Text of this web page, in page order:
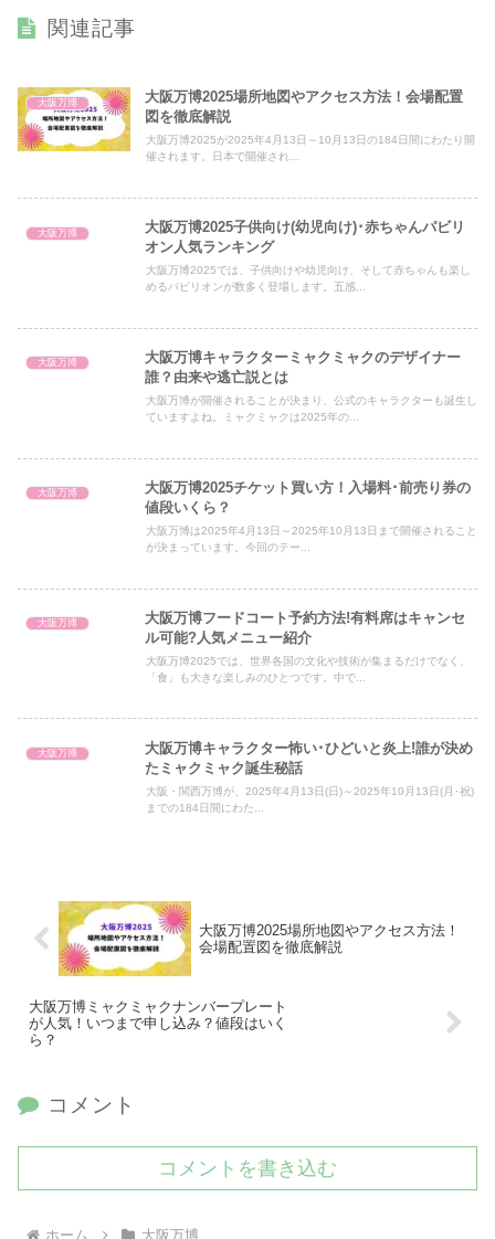
関連記事
大阪万博
大阪万博2025場所地図やアクセス方法！会場配置
図を徹底解説
大阪万博2025が2025年4月13日～10月13日の184日間にわたり開
催されます。日本で開催され...
大阪万博
大阪万博2025子供向け(幼児向け)･赤ちゃんパビリ
オン人気ランキング
大阪万博2025では、子供向けや幼児向け、そして赤ちゃんも楽し
めるパビリオンが数多く登場します。五感...
大阪万博
大阪万博キャラクターミャクミャクのデザイナー
誰？由来や逃亡説とは
大阪万博が開催されることが決まり、公式のキャラクターも誕生し
ていますよね。ミャクミャクは2025年の...
大阪万博
大阪万博2025チケット買い方！入場料･前売り券の
値段いくら？
大阪万博は2025年4月13日～2025年10月13日まで開催されること
が決まっています。今回のテー...
大阪万博
大阪万博フードコート予約方法!有料席はキャンセ
ル可能?人気メニュー紹介
大阪万博2025では、世界各国の文化や技術が集まるだけでなく、
「食」も大きな楽しみのひとつです。中で...
大阪万博
大阪万博キャラクター怖い･ひどいと炎上!誰が決め
たミャクミャク誕生秘話
大阪・関西万博が、2025年4月13日(日)～2025年10月13日(月･祝)
までの184日間にわた...
大阪万博2025場所地図やアクセス方法！
会場配置図を徹底解説
大阪万博ミャクミャクナンバープレート
が人気！いつまで申し込み？値段はいく
ら？
コメント
コメントを書き込む
ホーム 大阪万博